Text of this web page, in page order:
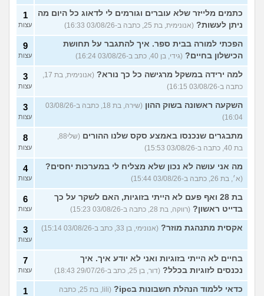
כתמים מלייזר שלא עוברים וגורמים לי לדאוג כל היום מה
ניתן לעשות? (אנונימית, בת 25, כתבה ב-03/08/26 16:33)
1
עצות
הפכתי למורה בבית ספר. איך להתגבר על תחושת
הכישלון בחיים? (גידי, בן 40, כתב ב-03/08/26 16:24)
9
עצות
למה ירידה במשקל מרגישה כל כך נורא?
(אנונימית, בת 17,
כתבה ב-03/08/26 16:15)
3
עצות
השקעה ראשונה בשוק ההון
(שירה, בת 18, כתבה ב-03/08/26
16:04)
3
עצות
מתבגרים שנכנסו באמצע סקס שלנו ההורים
(שלי88,
בת 40, כתבה ב-03/08/26 15:53)
8
עצות
מה אני עושה לא נכון שלא מצליח לי במערכות יחסים?
(א׳, בת 26, כתבה ב-03/08/26 15:44)
4
עצות
בת 28 ואף פעם לא הייתי בזוגיות, האם לשקר על כך
בדייט ראשון? (רווקה, בת 28, כתבה ב-03/08/26 15:23)
6
עצות
אקסית מתנהגת מוזר? (אנונימי, בן 33, כתב ב-03/08/26 15:14) 3
עצות
בחיים לא הייתי בזוגיות ואני לא יודע איך. איך
נכנסים לזוגיות בכלל? (דור, בן 25, כתב ב-29/07/26 18:43)
7
עצות
כדאי ללמוד הנהלת חשבונות בipc?
(lili, בת 25, כתבה
1